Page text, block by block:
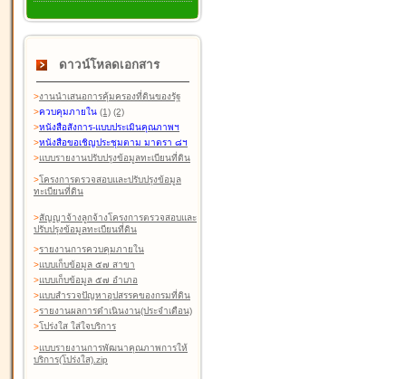
ดาวน์โหลดเอกสาร
>งานนำเสนอการคุ้มครองที่ดินของรัฐ
>ควบคุมภายใน (1) (2)
>หนังสือสังการ-แบบประเมินคุณภาพฯ
>หนังสือขอเชิญประชุมตาม มาตรา ๘ฯ
>แบบรายงานปรับปรุงข้อมูลทะเบียนที่ดิน
>โครงการตรวจสอบและปรับปรุงข้อมูล
ทะเบียนที่ดิน
>สัญญาจ้างลูกจ้างโครงการตรวจสอบและ
ปรับปรุงข้อมูลทะเบียนที่ดิน
>รายงานการควบคุมภายใน
>แบบเก็บข้อมูล ๕๗ สาขา
>แบบเก็บข้อมูล ๕๗ อำเภอ
>แบบสำรวจปัญหาอุปสรรคของกรมที่ดิน
>รายงานผลการดำเนินงาน(ประจำเดือน)
>โปร่งใส ใส่ใจบริการ
>แบบรายงานการพัฒนาคุณภาพการให้
บริการ(โปร่งใส).zip